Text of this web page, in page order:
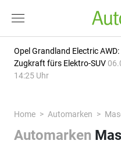
Opel Grandland Electric
Zugkraft fürs Elektro-SUV
14:25 Uhr
Home Automarken
Automarken